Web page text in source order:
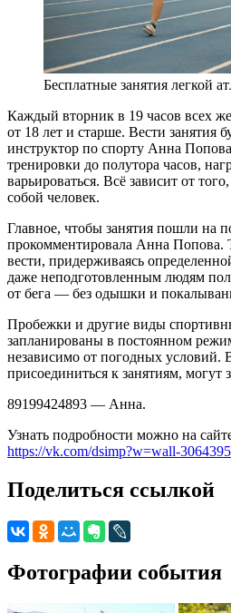
Бесплатные занятия легкой
Каждый вторник в 19 часов всех
от 18 лет и старше. Вести занятия
инструктор по спорту Анна
тренировки до полутора часов,
варьироваться. Всё зависит от
собой человек.
Главное, чтобы занятия пошли на
прокомментировала Анна Попова.
вести, придерживаясь
даже неподготовленным людям
от бега — без одышки и
Пробежки и другие виды
запланированы в постоянном
независимо от погодных условий.
присоединиться к занятиям, могут
89199424893 — Анна.
Узнать подробности можно на
https://vk.com/dsimp?w=wall-
Поделиться ссылкой
Фотографии события